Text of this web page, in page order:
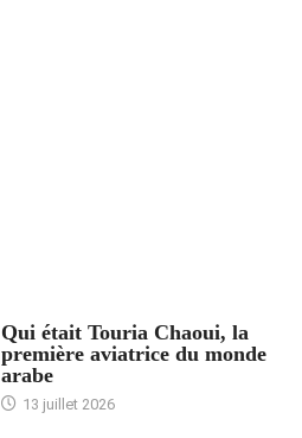
Qui était Touria Chaoui, la
première aviatrice du monde
arabe
13 juillet 2026